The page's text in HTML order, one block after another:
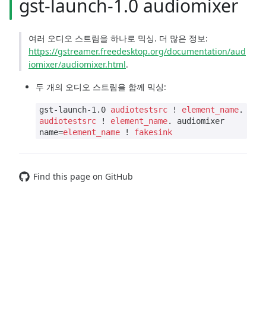
gst-launch-1.0 audiomixer
여러 오디오 스트림을 하나로 믹싱. 더 많은 정보:
https://gstreamer.freedesktop.org/documentation/aud
iomixer/audiomixer.html.
두 개의 오디오 스트림을 함께 믹싱:
gst-launch-1.0 audiotestsrc! element_name.
audiotestsrc! element_name. audiomixer
name=element_name! fakesink
Find this page on GitHub